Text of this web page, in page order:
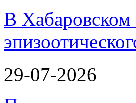
В Хабаровском
29-07-2026